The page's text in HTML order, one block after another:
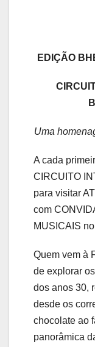
EDIÇÃO
Uma
A cada
CIRCUITO
para visitar
com
MUSICAIS
Quem vem à
de explorar
dos anos 30,
desde os
chocolate ao
panorâmica